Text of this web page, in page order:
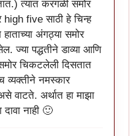
त्यात करंगळी समोर
five साठी हे चिन्ह
अंगठ्या समोर
ज्या पद्धतीने डाव्या आणि
चिकटलेली दिसतात
व्यक्तीने नमस्कार
वाटते. अर्थात हा माझा
नाही 🙂